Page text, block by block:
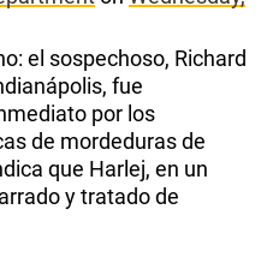
el sospechoso, Richard
fue
por los
de mordeduras de
que Harlej, en un
y tratado de